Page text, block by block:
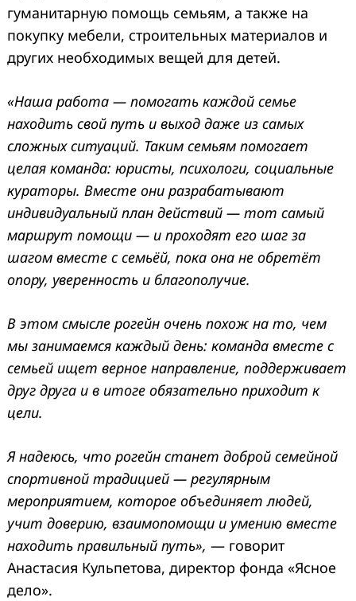
гуманитарную помощь семьям, а также на
покупку мебели, строительных материалов и
других необходимых вещей для детей.
«Наша работа — помогать каждой семье
находить свой путь и выход даже из самых
сложных ситуаций. Таким семьям помогает
целая команда: юристы, психологи, социальные
кураторы. Вместе они разрабатывают
индивидуальный план действий — тот самый
маршрут помощи — и проходят его шаг за
шагом вместе с семьёй, пока она не обретёт
опору, уверенность и благополучие.
В этом смысле рогейн очень похож на то, чем
мы занимаемся каждый день: команда вместе с
семьей ищет верное направление, поддерживает
друг друга и в итоге обязательно приходит к
цели.
Я надеюсь, что рогейн станет доброй семейной
спортивной традицией — регулярным
мероприятием, которое объединяет людей,
учит доверию, взаимопомощи и умению вместе
находить правильный путь», — говорит
Анастасия Кульпетова, директор фонда «Ясное
дело».